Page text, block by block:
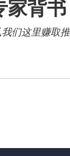
背书
们这里赚取推